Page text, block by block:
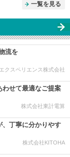
一覧を見る
流を
クスペリエンス株式会社
わせて最適なご提案
株式会社東計電算
、丁寧に分かりやす
株式会社KITOHA